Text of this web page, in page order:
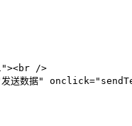
/>
送数据"